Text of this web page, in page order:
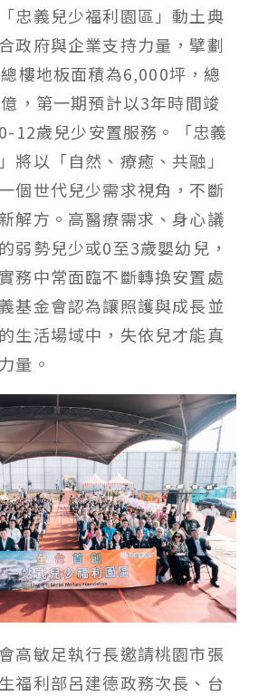
忠義兒少福利園區」動土典
政府與企業支持力量，擘劃
樓地板面積為6,000坪，總
，第一期預計以3年時間竣
12歲兒少安置服務。「忠義
將以「自然、療癒、共融」
個世代兒少需求視角，不斷
解方。高醫療需求、身心議
弱勢兒少或0至3歲嬰幼兒，
務中常面臨不斷轉換安置處
基金會認為讓照護與成長並
生活場域中，失依兒才能真
量。
高敏足執行長邀請桃園市張
福利部呂建德政務次長、台